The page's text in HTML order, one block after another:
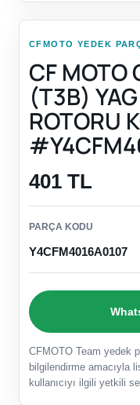
CFMOTO YEDEK
CF MOTO
(T3B)
ROTORU
401 TL
PARÇA KODU
Y4CFM4016A0107
CFMOTO Team yedek
bilgilendirme amacıyla
kullanıcıyı ilgili yetkili